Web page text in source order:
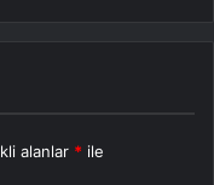
alanlar * ile